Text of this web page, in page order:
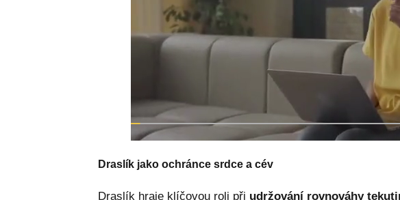
Draslík jako ochránce srdce a cév
Draslík hraje klíčovou roli při udržování rovnováhy